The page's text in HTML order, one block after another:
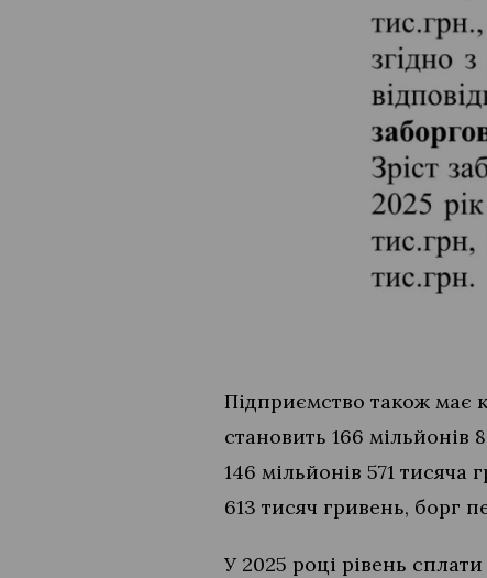
Підприємство також має
становить 166 мільйонів
146 мільйонів 571
613 тисяч гривень, борг
У 2025 році рівень